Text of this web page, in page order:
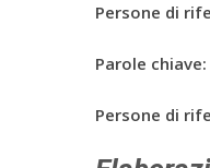
Persone di
Parole chiave:
Persone di